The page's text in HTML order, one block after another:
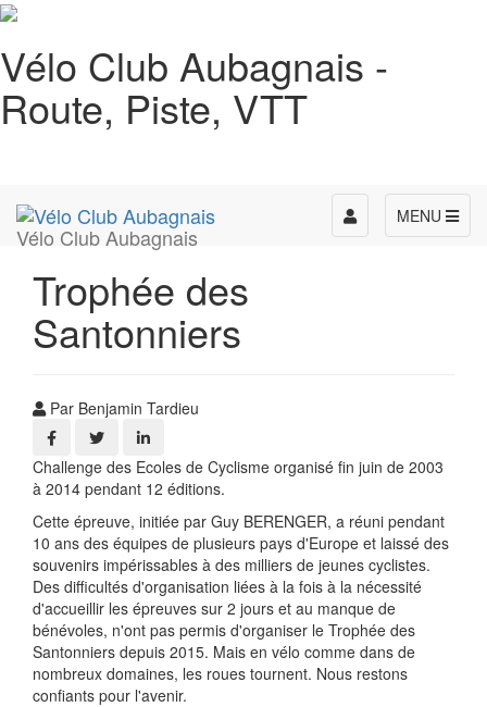
Vélo Club Aubagnais -
Route, Piste, VTT
Vélo Club Aubagnais
MENU
Toggle
navigation
Trophée des
Santonniers
Par Benjamin Tardieu
Challenge des Ecoles de Cyclisme organisé fin juin de 2003
à 2014 pendant 12 éditions.
Cette épreuve, initiée par Guy BERENGER, a réuni pendant
10 ans des équipes de plusieurs pays d'Europe et laissé des
souvenirs impérissables à des milliers de jeunes cyclistes.
Des difficultés d'organisation liées à la fois à la nécessité
d'accueillir les épreuves sur 2 jours et au manque de
bénévoles, n'ont pas permis d'organiser le Trophée des
Santonniers depuis 2015. Mais en vélo comme dans de
nombreux domaines, les roues tournent. Nous restons
confiants pour l'avenir.